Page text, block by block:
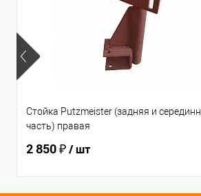
Стойка Putzmeister (задняя и
часть) правая
2 850 ₽/ шт